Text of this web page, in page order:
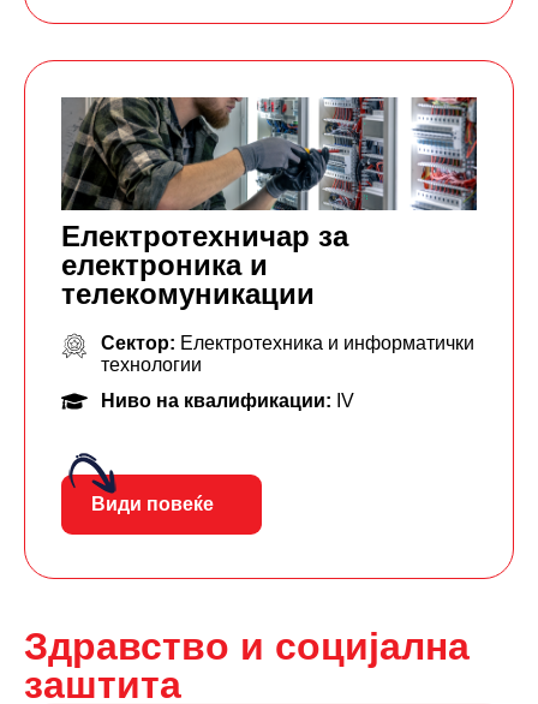
Електротехничар за
електроника и
телекомуникации
Сектор: Електротехника и информатички
технологии
Ниво на квалификации: IV
Види повеќе
Здравство и социјална
заштита